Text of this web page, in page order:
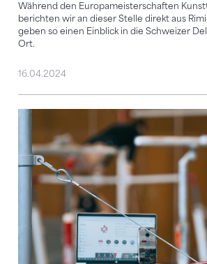
Während den Europameisterschaften
berichten wir an dieser Stelle direkt aus
geben so einen Einblick in die Schweizer
Ort.
16.04.2024
Neue STV-Accounts auf